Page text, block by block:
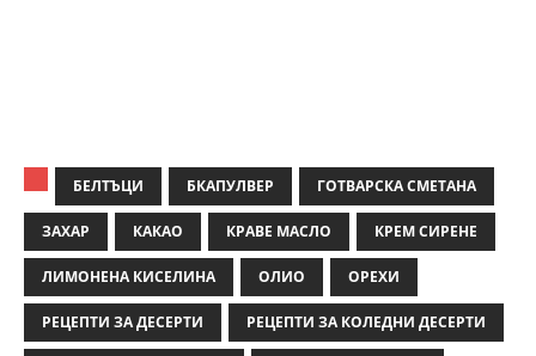
БЕЛТЪЦИ БКАПУЛВЕР ГОТВАРСКА СМЕТАНА
ЗАХАР КАКАО КРАВЕ МАСЛО КРЕМ СИРЕНЕ
ЛИМОНЕНА КИСЕЛИНА ОЛИО ОРЕХИ
РЕЦЕПТИ ЗА ДЕСЕРТИ РЕЦЕПТИ ЗА КОЛЕДНИ ДЕСЕРТИ